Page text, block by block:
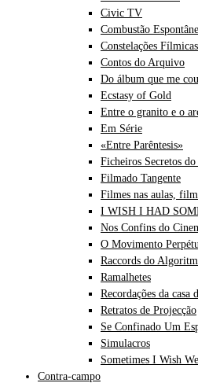
Civic TV
Combustão
Constelações Fílmicas
Contos do Arquivo
Do álbum que me
Ecstasy of Gold
Entre o granito e o
Em Série
«Entre Parêntesis»
Ficheiros Secretos
Filmado Tangente
Filmes nas aulas,
I WISH I HAD
Nos Confins do
O Movimento
Raccords do
Ramalhetes
Recordações da casa
Retratos de Projecção
Se Confinado Um
Simulacros
Sometimes I Wish
Contra-campo